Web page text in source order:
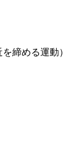
締める運動）